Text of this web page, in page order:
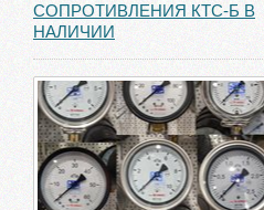
СОПРОТИВЛЕНИЯ КТС-Б В
НАЛИЧИИ